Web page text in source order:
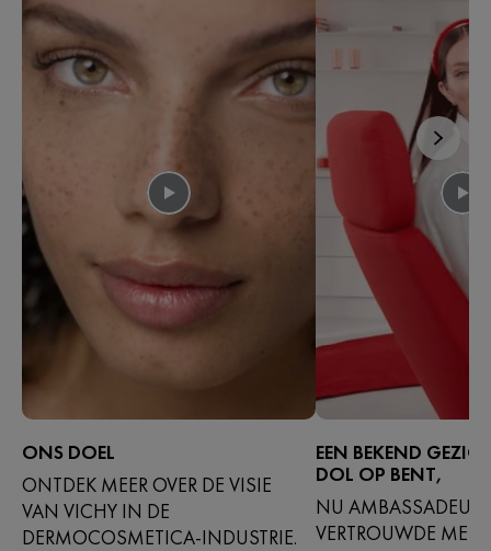
ONS DOEL
ONTDEK MEER OVER DE VISIE
VAN VICHY IN DE
DERMOCOSMETICA-INDUSTRIE.
EEN BEKEND
DOL OP BENT,
NU AMBASSADEUR
VERTROUWDE